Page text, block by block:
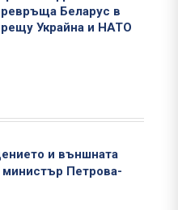
Беларус в
Украйна и НАТО
и външната
министър Петрова-